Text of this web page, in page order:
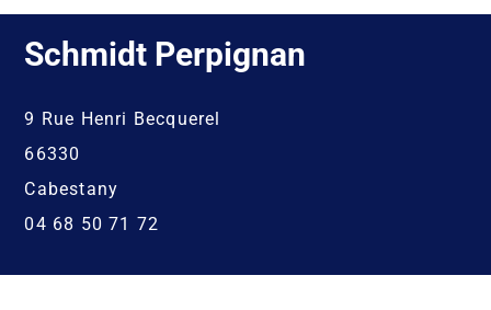
Schmidt Perpignan
9 Rue Henri Becquerel
66330
Cabestany
04 68 50 71 72